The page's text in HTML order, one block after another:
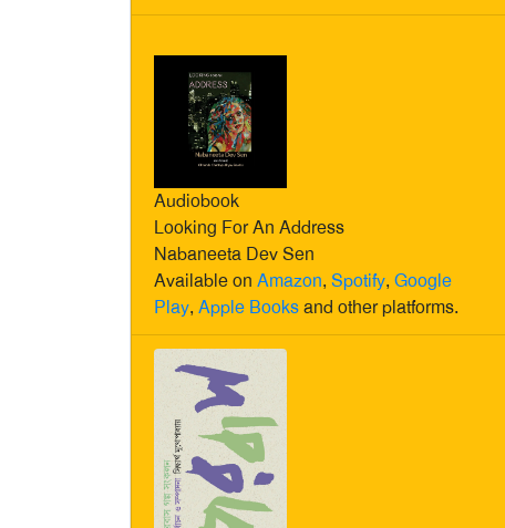
Audiobook
Looking For An Address
Nabaneeta Dev Sen
Available on Amazon, Spotify, Google
Play, Apple Booksand other platforms.